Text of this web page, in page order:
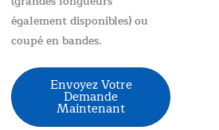
également disponibles) ou
coupé en bandes.
Envoyez Votre
Demande
Maintenant